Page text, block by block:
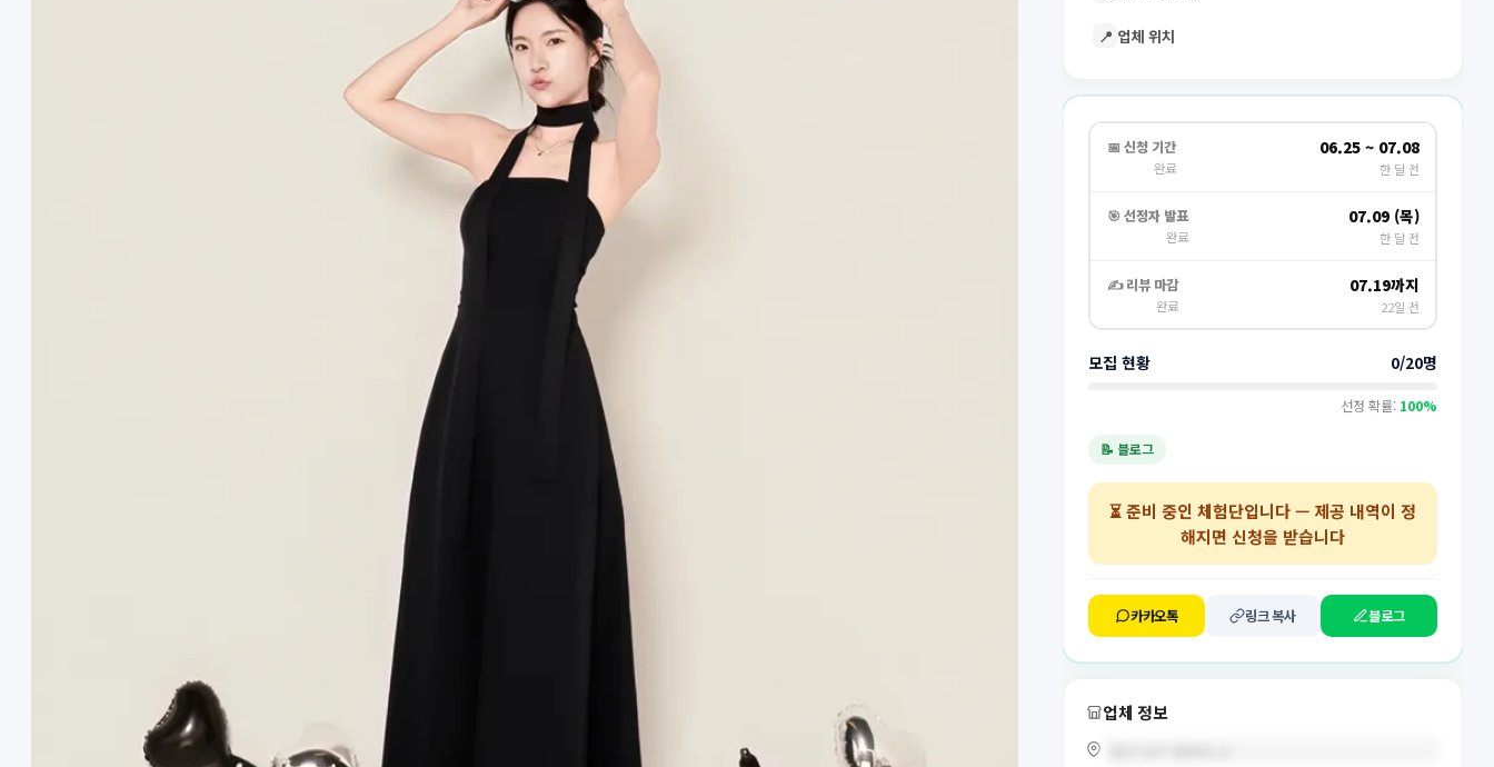
📍 업체 위치
📅 신청 기간
완료
06.25 ~ 07.08
한 달 전
🎯 선정자 발표
완료
07.09 (목)
한 달 전
✍️ 리뷰 마감
완료
07.19까지
22일 전
모집 현황 0/20명
선정 확률: 100%
📝 블로그
⏳준비 중인 체험단입니다 — 제공 내역이 정
해지면 신청을 받습니다
카카오톡 링크 복사 블로그
업체 정보